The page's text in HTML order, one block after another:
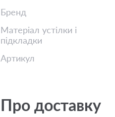
Бренд
Матеріал устілки і
підкладки
Артикул
Про доставку